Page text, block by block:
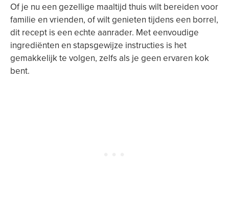
Of je nu een gezellige maaltijd thuis wilt bereiden voor
familie en vrienden, of wilt genieten tijdens een borrel,
dit recept is een echte aanrader. Met eenvoudige
ingrediënten en stapsgewijze instructies is het
gemakkelijk te volgen, zelfs als je geen ervaren kok
bent.